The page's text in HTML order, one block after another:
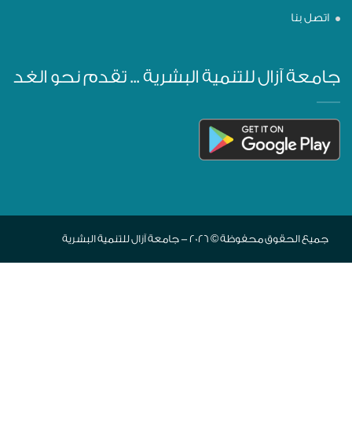
اتصل بنا
جامعة آزال للتنمية البشرية ... تقدم نحو الغد
جميع الحقوق محفوظة © 2026 - جامعة آزال للتنمية البشرية